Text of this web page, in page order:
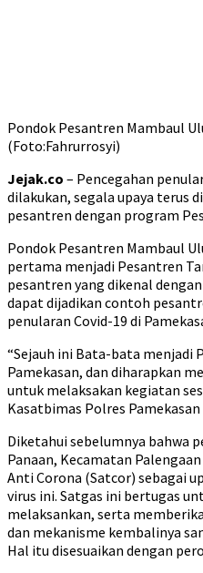
Pondok Pesantren Mambaul
(Foto:Fahrurrosyi)
Jejak.co – Pencegahan
dilakukan, segala upaya terus
pesantren dengan program
Pondok Pesantren Mambaul
pertama menjadi Pesantren
pesantren yang dikenal
dapat dijadikan contoh
penularan Covid-19 di
“Sejauh ini Bata-bata menjadi
Pamekasan, dan diharapkan
untuk melaksakan kegiatan
Kasatbimas Polres
Diketahui sebelumnya bahwa
Panaan, Kecamatan
Anti Corona (Satcor) sebagai
virus ini. Satgas ini bertugas
melaksankan, serta
dan mekanisme kembalinya
Hal itu disesuaikan dengan